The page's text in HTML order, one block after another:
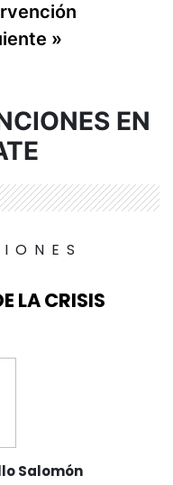
»
EN
LA CRISIS
Salomón